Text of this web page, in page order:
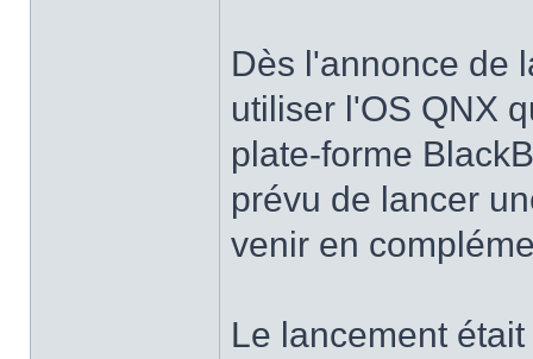
Dès l'annonce de
utiliser l'OS QNX
plate-forme
prévu de lancer
venir en
Le lancement